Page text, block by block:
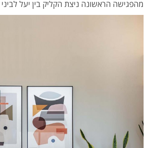
מהפגישה הראשונה ניצת הקליק בין יעל לביני